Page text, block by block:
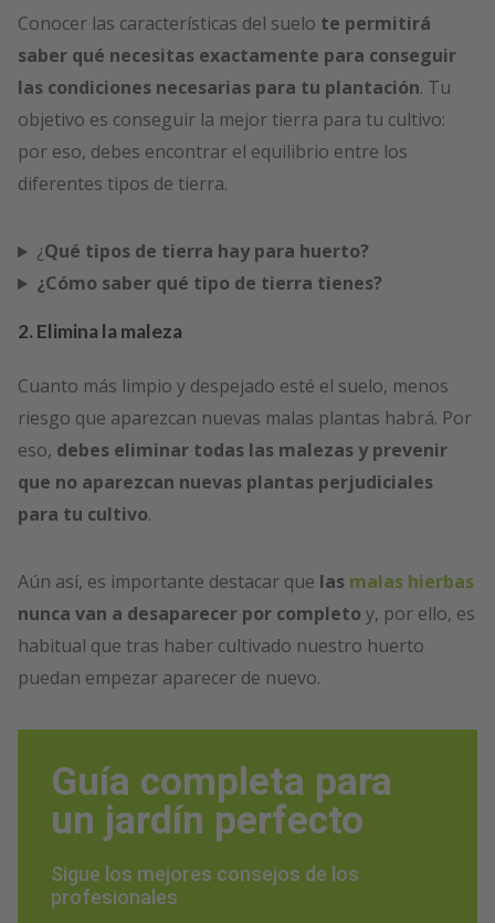
Conocer las características del suelo te permitirá
saber qué necesitas exactamente para conseguir
las condiciones necesarias para tu plantación. Tu
objetivo es conseguir la mejor tierra para tu cultivo:
por eso, debes encontrar el equilibrio entre los
diferentes tipos de tierra.
¿Qué tipos de tierra hay para huerto?
¿Cómo saber qué tipo de tierra tienes?
2. Elimina la maleza
Cuanto más limpio y despejado esté el suelo, menos
riesgo que aparezcan nuevas malas plantas habrá. Por
eso, debes eliminar todas las malezas y prevenir
que no aparezcan nuevas plantas perjudiciales
para tu cultivo.
Aún así, es importante destacar que las malas hierbas
nunca van a desaparecer por completoy, por ello, es
habitual que tras haber cultivado nuestro huerto
puedan empezar aparecer de nuevo.
Guía completa para
un jardín perfecto
Sigue los mejores consejos de los
profesionales